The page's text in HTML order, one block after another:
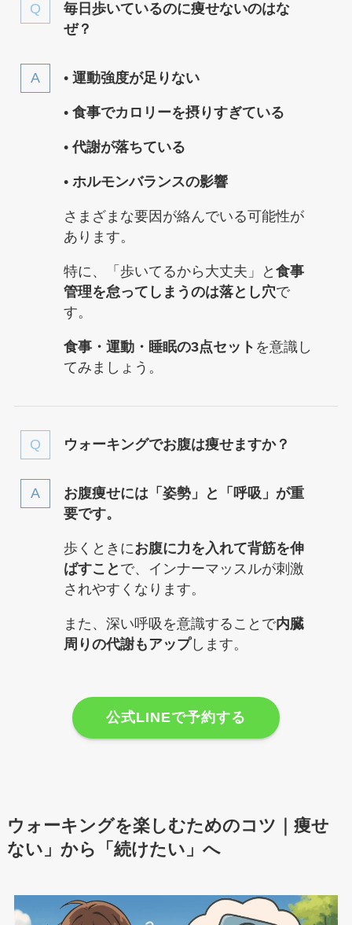
毎日歩いているのに痩せないのはな
ぜ？
• 運動強度が足りない
• 食事でカロリーを摂りすぎている
• 代謝が落ちている
• ホルモンバランスの影響
さまざまな要因が絡んでいる可能性が
あります。
特に、「歩いてるから大丈夫」と 食事
管理を怠ってしまうのは落とし穴で
す。
食事・運動・睡眠の3点セット を意識し
てみましょう。
ウォーキングでお腹は痩せますか？
お腹痩せには「姿勢」と「呼吸」が重
要です。
歩くときにお腹に力を入れて背筋を伸
ばすこと で、インナーマッスルが刺激
されやすくなります。
また、深い呼吸を意識することで内臓
周りの代謝もアップします。
公式LINEで予約する
ウォーキングを楽しむためのコツ｜痩せ
ない」から「続けたい」へ